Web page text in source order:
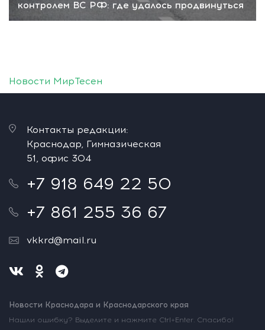
контролем ВС РФ: где удалось продвинуться
Новости МирТесен
Контакты редакции:
Краснодар, Гимназическая
51, офис 304
+7 918 649 22 50
+7 861 255 36 67
vkkrd@mail.ru
Новости Краснодара и Краснодарского края
Нашли ошибку? Выделите и нажмите Ctrl+Enter. Спасибо!